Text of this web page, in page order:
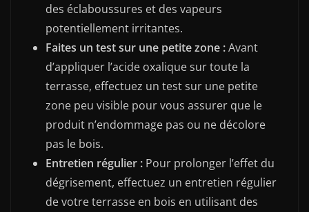
des éclaboussures et des vapeurs
potentiellement irritantes.
Faites un test sur une petite zone :Avant
d’appliquer l’acide oxalique sur toute la
terrasse, effectuez un test sur une petite
zone peu visible pour vous assurer que le
produit n’endommage pas ou ne décolore
pas le bois.
Entretien régulier : Pour prolonger l’effet du
dégrisement, effectuez un entretien régulier
de votre terrasse en bois en utilisant des